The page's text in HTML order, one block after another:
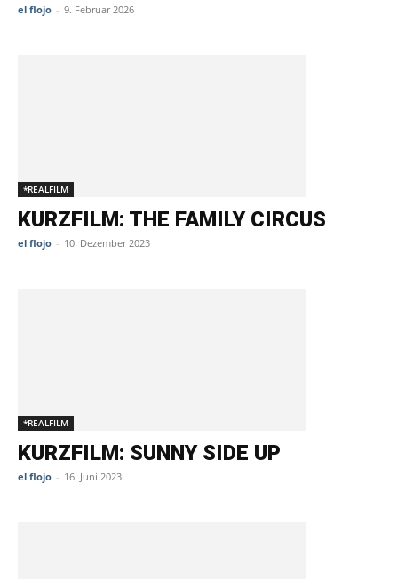
el flojo - 9. Februar 2026
*REALFILM
KURZFILM: THE FAMILY CIRCUS
el flojo - 10. Dezember 2023
*REALFILM
KURZFILM: SUNNY SIDE UP
el flojo - 16. Juni 2023